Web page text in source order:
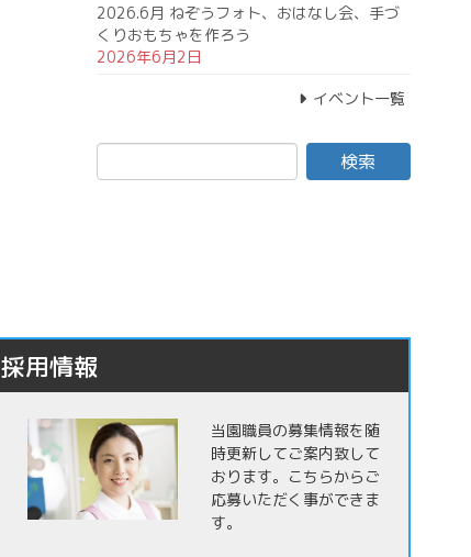
2026.6月 ねぞうフォト、おはなし会、手づ
くりおもちゃを作ろう
2026年6月2日
イベント一覧
採用情報
当園職員の募集情報を随
時更新してご案内致して
おります。こちらからご
応募いただく事ができま
す。